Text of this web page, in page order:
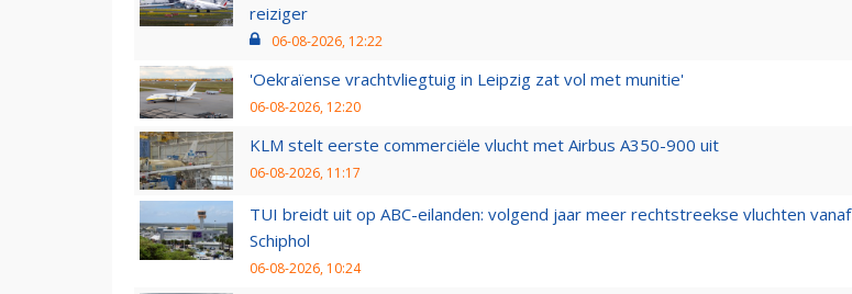
reiziger
06-08-2026, 12:22
'Oekraïense vrachtvliegtuig in Leipzig zat vol met munitie'
06-08-2026, 12:20
KLM stelt eerste commerciële vlucht met Airbus A350-900 uit
06-08-2026, 11:17
TUI breidt uit op ABC-eilanden: volgend jaar meer rechtstreekse vluchten vanaf
Schiphol
06-08-2026, 10:24